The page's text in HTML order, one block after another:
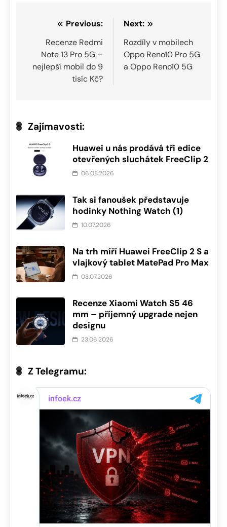
Navigace
pro
příspěvek
Previous:
Recenze Redmi
Note 13 Pro 5G –
nejlepší mobil do 9
tisíc Kč?
Next:
Rozdíly v mobilech
Oppo Reno10 Pro 5G
a Oppo Reno10 5G
Zajímavosti:
Huawei u nás prodává tři edice
otevřených sluchátek FreeClip 2
06.08.2026
Tak si fanoušek představuje
hodinky Nothing Watch (1)
10.07.2026
Na trh míří Huawei FreeClip 2 S a
vlajkový tablet MatePad Pro Max
03.07.2026
Recenze Xiaomi Watch S5 46
mm – příjemný upgrade nejen
designu
23.06.2026
Z Telegramu: